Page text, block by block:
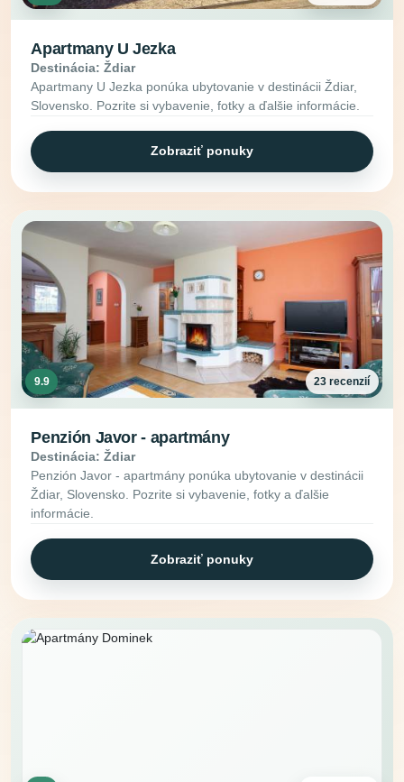
Apartmany U Jezka
Destinácia: Ždiar
Apartmany U Jezka ponúka ubytovanie v destinácii Ždiar,
Slovensko. Pozrite si vybavenie, fotky a ďalšie informácie.
Zobraziť ponuky
9.9 23 recenzií
Penzión Javor - apartmány
Destinácia: Ždiar
Penzión Javor - apartmány ponúka ubytovanie v destinácii
Ždiar, Slovensko. Pozrite si vybavenie, fotky a ďalšie
informácie.
Zobraziť ponuky